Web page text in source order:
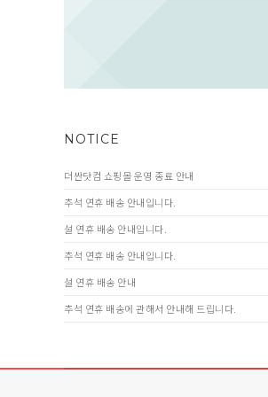
NOTICE
더싼닷컴 쇼핑몰 운영 종료 안내
추석 연휴 배송 안내입니다.
설 연휴 배송 안내입니다.
추석 연휴 배송 안내입니다.
설 연휴 배송 안내
추석 연휴 배송에 관해서 안내해 드립니다.